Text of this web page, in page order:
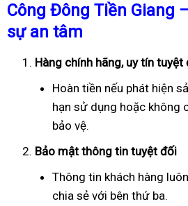
Công Đông Tiền Giang
sự an tâm
Hàng chính hãng, uy tín tuyệt
Hoàn tiền nếu phát hiện
hạn sử dụng hoặc không
bảo vệ.
Bảo mật thông tin tuyệt đối
Thông tin khách hàng
chia sẻ với bên thứ ba.